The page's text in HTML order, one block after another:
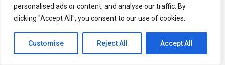
personalised ads or content, and analyse our traffic. By
clicking "Accept All", you consent to our use of cookies.
Customise Reject All Accept All